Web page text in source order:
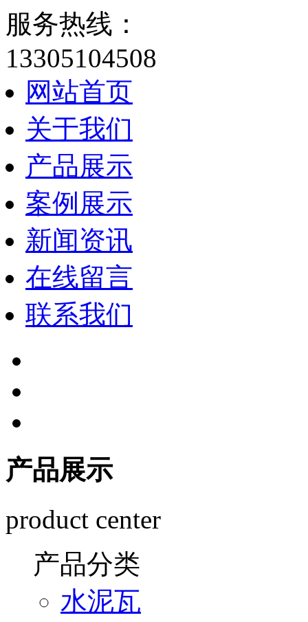
服务热线：
13305104508
网站首页
关于我们
产品展示
案例展示
新闻资讯
在线留言
联系我们
产品展示
product center
产品分类
水泥瓦